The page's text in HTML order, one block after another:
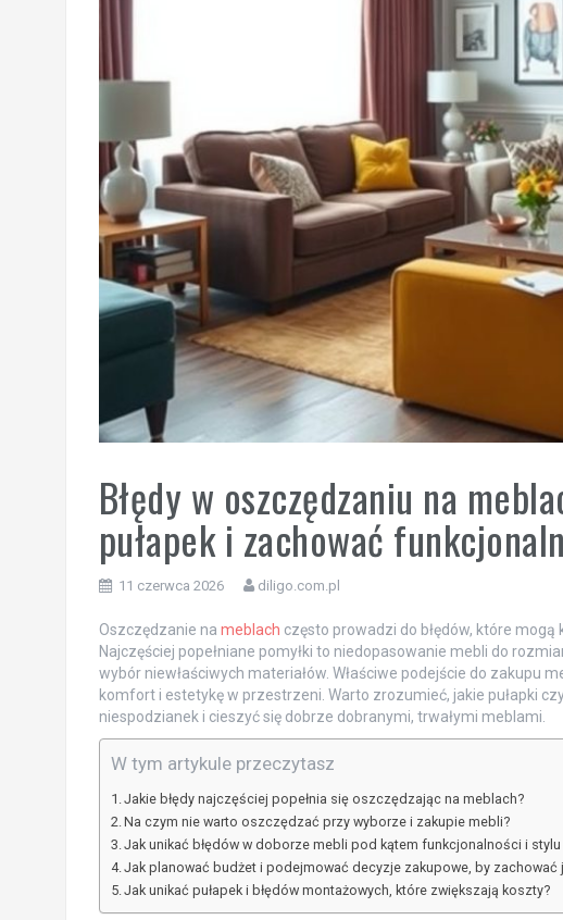
Błędy w oszczędzaniu na
pułapek i zachować
11 czerwca 2026 diligo.com.pl
Oszczędzanie na meblach często prowadzi do błędów, które
Najczęściej popełniane pomyłki to niedopasowanie mebli do
wybór niewłaściwych materiałów. Właściwe podejście do zakupu
komfort i estetykę w przestrzeni. Warto zrozumieć, jakie pułapki
niespodzianek i cieszyć się dobrze dobranymi, trwałymi meblami.
W tym artykule przeczytasz
Jakie błędy najczęściej popełnia się oszczędzając na meblach?
Na czym nie warto oszczędzać przy wyborze i zakupie mebli?
Jak unikać błędów w doborze mebli pod kątem funkcjonalności i stylu
Jak planować budżet i podejmować decyzje zakupowe, by
Jak unikać pułapek i błędów montażowych, które zwiększają koszty?